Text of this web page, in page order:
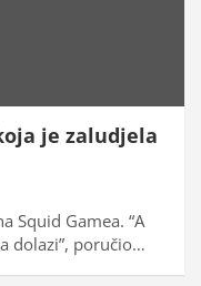
je zaludjela
Squid Gamea. “A
dolazi”, poručio…